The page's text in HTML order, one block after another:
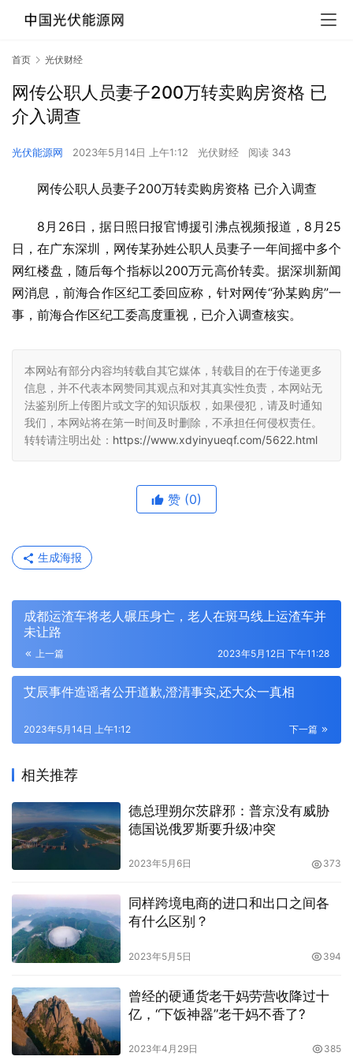
首页 光伏财经
网传公职人员妻子200万转卖购房资格 已
介入调查
光伏能源网 2023年5月14日 上午1:12 光伏财经 阅读 343
网传公职人员妻子200万转卖购房资格 已介入调查
8月26日，据日照日报官博援引沸点视频报道，8月25
日，在广东深圳，网传某孙姓公职人员妻子一年间摇中多个
网红楼盘，随后每个指标以200万元高价转卖。据深圳新闻
网消息，前海合作区纪工委回应称，针对网传“孙某购房”一
事，前海合作区纪工委高度重视，已介入调查核实。
本网站有部分内容均转载自其它媒体，转载目的在于传递更多
信息，并不代表本网赞同其观点和对其真实性负责，本网站无
法鉴别所上传图片或文字的知识版权，如果侵犯，请及时通知
我们，本网站将在第一时间及时删除，不承担任何侵权责任。
转转请注明出处： https://www.xdyinyueqf.com/5622.html
赞 (0)
生成海报
成都运渣车将老人碾压身亡，老人在斑马线上运渣车并
未让路
上一篇 2023年5月12日 下午11:28
艾辰事件造谣者公开道歉,澄清事实,还大众一真相
下一篇
2023年5月14日 上午1:12
相关推荐
德总理朔尔茨辟邪：普京没有威胁
德国说俄罗斯要升级冲突
2023年5月6日 373
同样跨境电商的进口和出口之间各
有什么区别？
2023年5月5日 394
曾经的硬通货老干妈劳营收降过十
亿，“下饭神器”老干妈不香了?
2023年4月29日 385